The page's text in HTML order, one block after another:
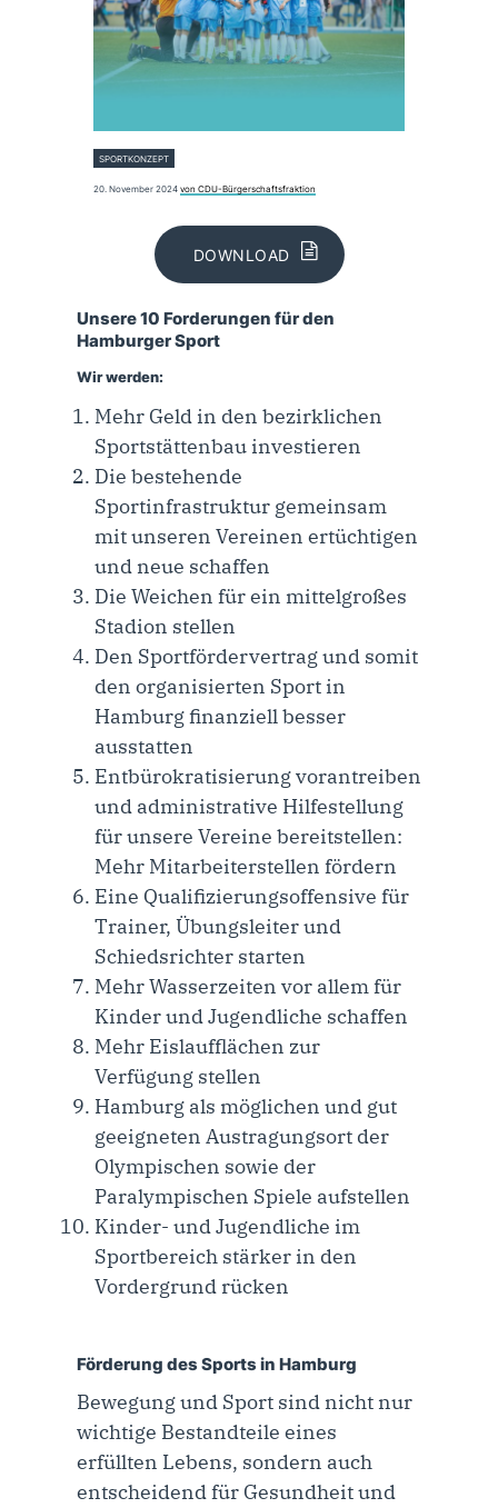
SPORTKONZEPT
20. November 2024 von CDU-Bürgerschaftsfraktion
DOWNLOAD
Unsere 10 Forderungen für den
Hamburger Sport
Wir werden:
Mehr Geld in den bezirklichen
Sportstättenbau investieren
Die bestehende
Sportinfrastruktur gemeinsam
mit unseren Vereinen ertüchtigen
und neue schaffen
Die Weichen für ein mittelgroßes
Stadion stellen
Den Sportfördervertrag und somit
den organisierten Sport in
Hamburg finanziell besser
ausstatten
Entbürokratisierung vorantreiben
und administrative Hilfestellung
für unsere Vereine bereitstellen:
Mehr Mitarbeiterstellen fördern
Eine Qualifizierungsoffensive für
Trainer, Übungsleiter und
Schiedsrichter starten
Mehr Wasserzeiten vor allem für
Kinder und Jugendliche schaffen
Mehr Eislaufflächen zur
Verfügung stellen
Hamburg als möglichen und gut
geeigneten Austragungsort der
Olympischen sowie der
Paralympischen Spiele aufstellen
Kinder- und Jugendliche im
Sportbereich stärker in den
Vordergrund rücken
Förderung des Sports in Hamburg
Bewegung und Sport sind nicht nur
wichtige Bestandteile eines
erfüllten Lebens, sondern auch
entscheidend für Gesundheit und